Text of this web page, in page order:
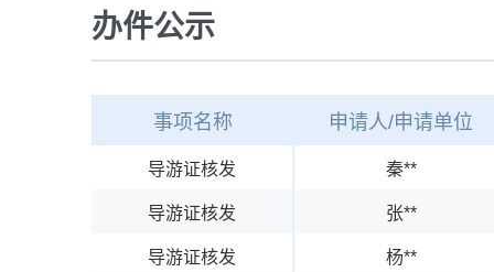
办件公示
事项名称 申请人/申请单位
导游证核发 秦**
导游证核发 张**
导游证核发 杨**